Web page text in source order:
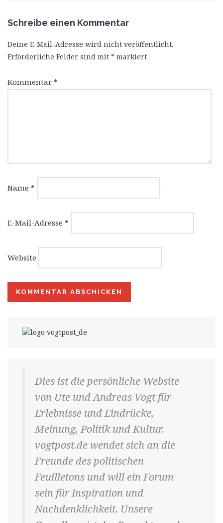
Schreibe einen Kommentar
Deine E-Mail-Adresse wird nicht veröffentlicht.
Erforderliche Felder sind mit * markiert
Kommentar *
Name *
E-Mail-Adresse *
Website
Dies ist die persönliche Website
von Ute und Andreas Vogt für
Erlebnisse und Eindrücke,
Meinung, Politik und Kultur.
vogtpost.de wendet sich an die
Freunde des politischen
Feuilletons und will ein Forum
sein für Inspiration und
Nachdenklichkeit. Unsere